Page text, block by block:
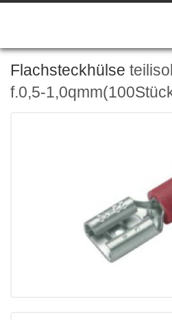
Flachsteckhülse
f.0,5-